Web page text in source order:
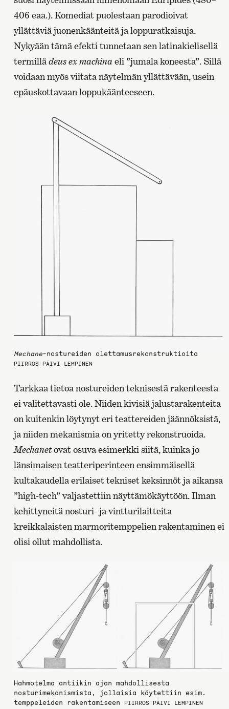
406 eaa.). Komediat puolestaan parodioivat
yllättäviä juonenkäänteitä ja loppuratkaisuja.
Nykyään tämä efekti tunnetaan sen latinakielisellä
termillädeus ex machinaeli ”jumala koneesta”. Sillä
voidaan myös viitata näytelmän yllättävään, usein
epäuskottavaan loppukäänteeseen.
Mechane-nostureiden olettamusrekonstruktioita
PIIRROS PÄIVI LEMPINEN
Tarkkaa tietoa nostureiden teknisestä rakenteesta
ei valitettavasti ole. Niiden kivisiä jalustarakenteita
on kuitenkin löytynyt eri teattereiden jäännöksistä,
ja niiden mekanismia on yritetty rekonstruoida.
Mechanetovat osuva esimerkki siitä, kuinka jo
länsimaisen teatteriperinteen ensimmäisellä
kultakaudella erilaiset tekniset keksinnöt ja aikansa
”high-tech” valjastettiin näyttämökäyttöön. Ilman
kehittyneitä nosturi- ja vintturilaitteita
kreikkalaisten marmoritemppelien rakentaminen ei
olisi ollut mahdollista.
Hahmotelma antiikin ajan mahdollisesta
nosturimekanismista, jollaisia käytettiin esim.
temppeleiden rakentamiseen
PIIRROS PÄIVI LEMPINEN